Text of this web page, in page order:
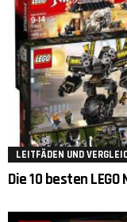
LEITFÄDEN UND
Die 10 besten